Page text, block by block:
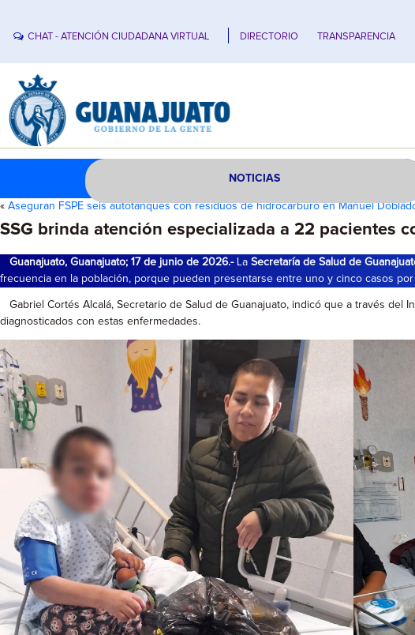
CHAT - ATENCIÓN CIUDADANA VIRTUAL DIRECTORIO TRANSPARENCIA
NOTICIAS
« Aseguran FSPE seis autotanques con residuos de hidrocarburo en Manuel
SSG brinda atención especializada a 22 pacientes
Guanajuato, Guanajuato; 17 de junio de 2026.- La Secretaría de Salud de
frecuencia en la población, porque pueden presentarse entre uno y cinco casos por
Gabriel Cortés Alcalá, Secretario de Salud de Guanajuato, indicó que a través del
diagnosticados con estas enfermedades.